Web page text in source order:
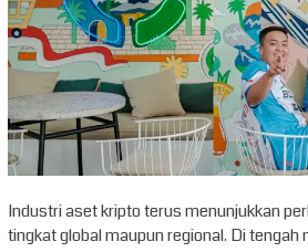
Industri aset kripto terus menunjukkan
tingkat global maupun regional. Di